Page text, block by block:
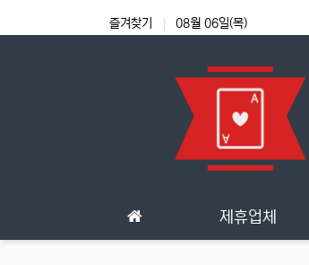
즐겨찾기 08월 06일(목)
제휴업체